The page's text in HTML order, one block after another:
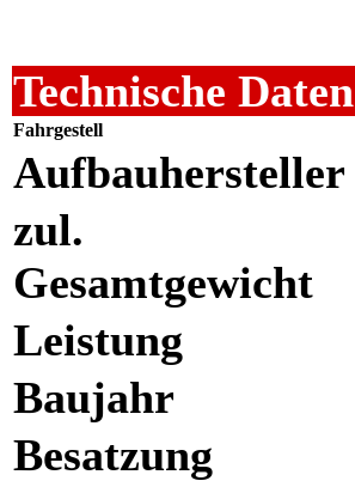
Technische Daten
Fahrgestell
Aufbauhersteller
zul.
Gesamtgewicht
Leistung
Baujahr
Besatzung